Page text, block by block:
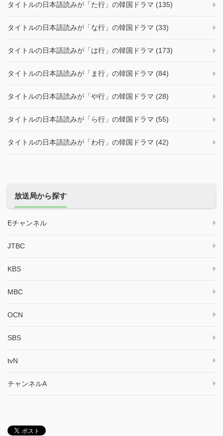
タイトルの日本語読みが「た行」の韓国ドラマ (135)
タイトルの日本語読みが「な行」の韓国ドラマ (33)
タイトルの日本語読みが「は行」の韓国ドラマ (173)
タイトルの日本語読みが「ま行」の韓国ドラマ (84)
タイトルの日本語読みが「や行」の韓国ドラマ (28)
タイトルの日本語読みが「ら行」の韓国ドラマ (55)
タイトルの日本語読みが「わ行」の韓国ドラマ (42)
放送局から探す
Eチャンネル
JTBC
KBS
MBC
OCN
SBS
tvN
チャンネルA